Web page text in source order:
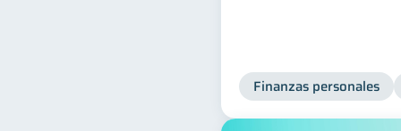
Finanzas personales